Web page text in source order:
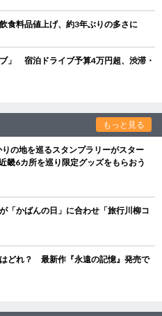
食料品値上げ、約3年ぶりの多さに
」 宿泊ドライブ予算4万円超、渋滞・
もっと見る
の地を巡るスタンプラリーがスター
畿6カ所を巡り限定グッズをもらおう
かばんの日」に合わせ「旅行川柳コ
どれ？ 最新作『永遠の記憶』発売で